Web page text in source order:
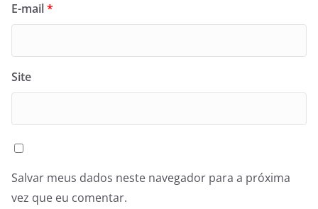
E-mail*
Site
Salvar meus dados neste navegador para a próxima
vez que eu comentar.